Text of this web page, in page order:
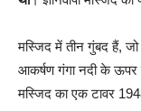
मस्जिद में तीन गुंबद हैं,
आकर्षण गंगा नदी के ऊपर
मस्जिद का एक टावर